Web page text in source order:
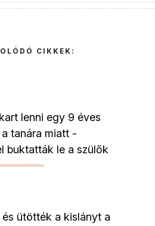
CIKKEK:
lenni egy 9 éves
tanára miatt -
buktatták le a szülők
ütötték a kislányt a